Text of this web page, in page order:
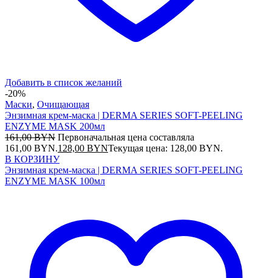
Добавить в список желаний
-20%
Маски, Очищающая
Энзимная крем-маска | DERMA SERIES SOFT-PEELING
ENZYME MASK 200мл
161,00BYN Первоначальная цена составляла
161,00 BYN.128,00 BYNТекущая цена: 128,00 BYN.
В КОРЗИНУ
Энзимная крем-маска | DERMA SERIES SOFT-PEELING
ENZYME MASK 100мл